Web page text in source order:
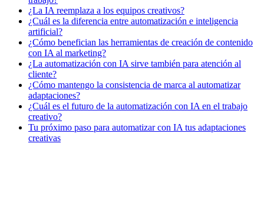
¿La IA reemplaza a los equipos creativos?
¿Cuál es la diferencia entre automatización e inteligencia
artificial?
¿Cómo benefician las herramientas de creación de contenido
con IA al marketing?
¿La automatización con IA sirve también para atención al
cliente?
¿Cómo mantengo la consistencia de marca al automatizar
adaptaciones?
¿Cuál es el futuro de la automatización con IA en el trabajo
creativo?
Tu próximo paso para automatizar con IA tus adaptaciones
creativas